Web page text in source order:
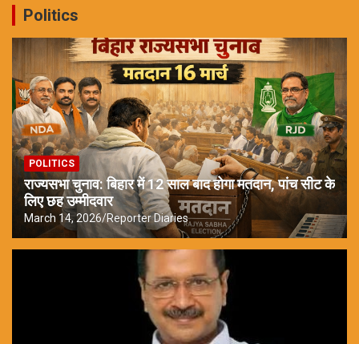
Politics
POLITICS
राज्यसभा चुनाव: बिहार में 12 साल बाद होगा मतदान, पांच सीट के
लिए छह उम्मीदवार
March 14, 2026 Reporter Diaries